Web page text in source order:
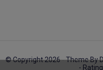
© Copyright 2026 - Theme By
-